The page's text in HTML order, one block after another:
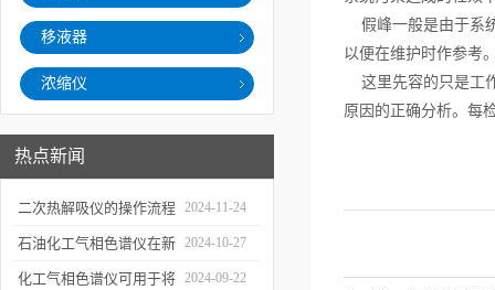
移液器
浓缩仪
热点新闻
二次热解吸仪的操作流程
和使用注意事项
2024-11-24
石油化工气相色谱仪在新
材料、新产品的研发中的
2024-10-27
化工气相色谱仪可用于将 2024-09-22
假峰一般是由于系
以便在维护时作参考
这里先容的只是工
原因的正确分析。每